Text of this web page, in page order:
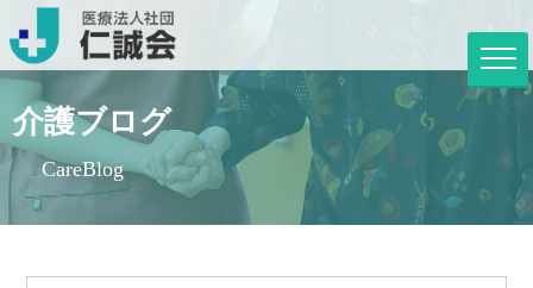
介護ブログ
CareBlog